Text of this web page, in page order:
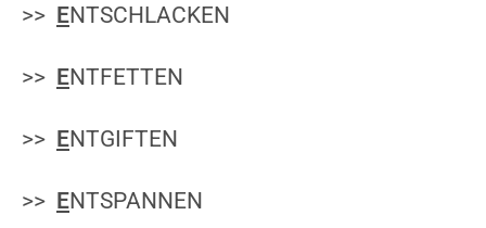
>> ENTSCHLACKEN
>> ENTFETTEN
>> ENTGIFTEN
>> ENTSPANNEN